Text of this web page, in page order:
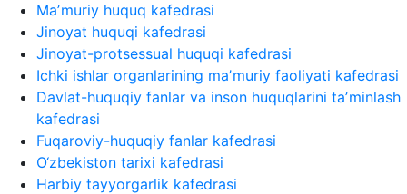
Maʼmuriy huquq kafedrasi
Jinoyat huquqi kafedrasi
Jinoyat-protsessual huquqi kafedrasi
Ichki ishlar organlarining maʼmuriy faoliyati kafedrasi
Davlat-huquqiy fanlar va inson huquqlarini taʼminlash
kafedrasi
Fuqaroviy-huquqiy fanlar kafedrasi
O‘zbekiston tarixi kafedrasi
Harbiy tayyorgarlik kafedrasi